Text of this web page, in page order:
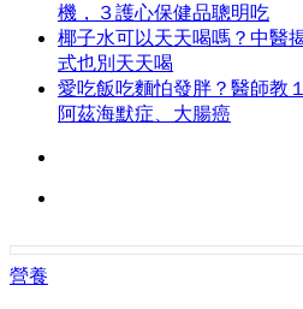
機，３護心保健品聰明吃
椰子水可以天天喝嗎？中醫
式也別天天喝
愛吃飯吃麵怕發胖？醫師教
阿茲海默症、大腸癌
營養